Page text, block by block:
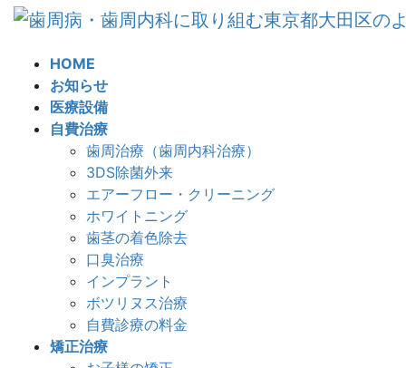
HOME
お知らせ
医療設備
自費治療
歯周治療（歯周内科治療）
3DS除菌外来
エアーフロー・クリーニング
ホワイトニング
歯茎の着色除去
口臭治療
インプラント
ボツリヌス治療
自費診療の料金
矯正治療